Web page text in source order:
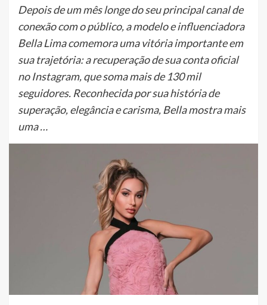
Depois de um mês longe do seu principal canal de
conexão com o público, a modelo e influenciadora
Bella Lima comemora uma vitória importante em
sua trajetória: a recuperação de sua conta oficial
no Instagram, que soma mais de 130 mil
seguidores. Reconhecida por sua história de
superação, elegância e carisma, Bella mostra mais
uma …